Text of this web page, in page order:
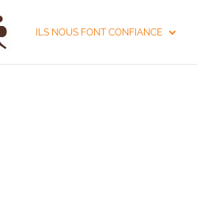
ILS NOUS FONT CONFIANCE